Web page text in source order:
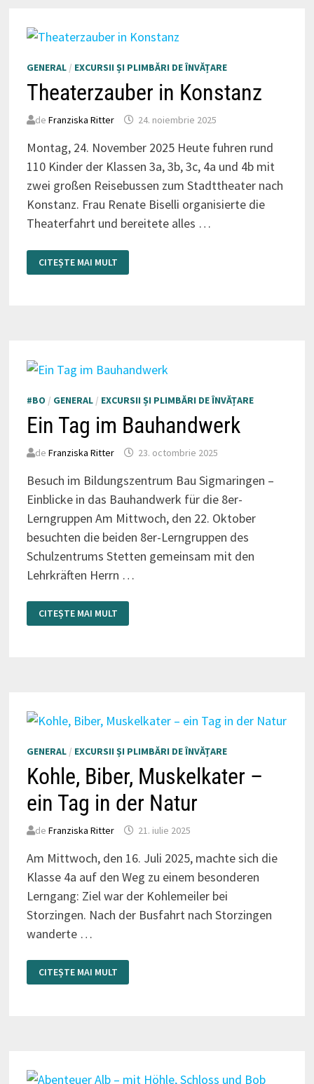
GENERAL/ EXCURSII ȘI PLIMBĂRI DE ÎNVĂȚARE
Theaterzauber in Konstanz
de Franziska Ritter 24. noiembrie 2025
Montag, 24. November 2025 Heute fuhren rund
110 Kinder der Klassen 3a, 3b, 3c, 4a und 4b mit
zwei großen Reisebussen zum Stadttheater nach
Konstanz. Frau Renate Biselli organisierte die
Theaterfahrt und bereitete alles …
THEATERZAUBER
IN
KONSTANZ
CITEȘTE MAI MULT
#BO / GENERAL/ EXCURSII ȘI PLIMBĂRI DE ÎNVĂȚARE
Ein Tag im Bauhandwerk
de Franziska Ritter 23. octombrie 2025
Besuch im Bildungszentrum Bau Sigmaringen –
Einblicke in das Bauhandwerk für die 8er-
Lerngruppen Am Mittwoch, den 22. Oktober
besuchten die beiden 8er-Lerngruppen des
Schulzentrums Stetten gemeinsam mit den
Lehrkräften Herrn …
TAG
IM
CITEȘTE MAI MULT
GENERAL/ EXCURSII ȘI PLIMBĂRI DE ÎNVĂȚARE
Kohle, Biber, Muskelkater –
ein Tag in der Natur
de Franziska Ritter 21. iulie 2025
Am Mittwoch, den 16. Juli 2025, machte sich die
Klasse 4a auf den Weg zu einem besonderen
Lerngang: Ziel war der Kohlemeiler bei
Storzingen. Nach der Busfahrt nach Storzingen
wanderte …
KOHLE,
BIBER,
MUSKELKATER
CITEȘTE MAI MULT